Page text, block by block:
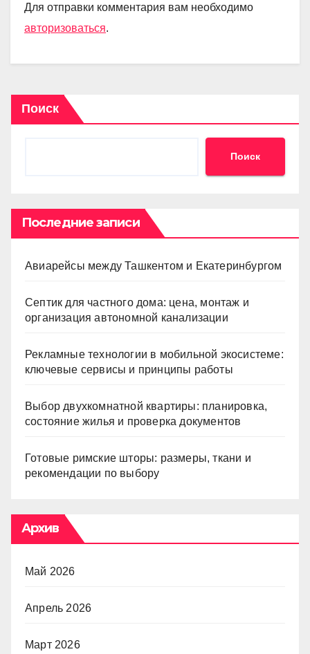
Для отправки комментария вам необходимо
авторизоваться.
Поиск
Поиск
Последние записи
Авиарейсы между Ташкентом и Екатеринбургом
Септик для частного дома: цена, монтаж и
организация автономной канализации
Рекламные технологии в мобильной экосистеме:
ключевые сервисы и принципы работы
Выбор двухкомнатной квартиры: планировка,
состояние жилья и проверка документов
Готовые римские шторы: размеры, ткани и
рекомендации по выбору
Архив
Май 2026
Апрель 2026
Март 2026